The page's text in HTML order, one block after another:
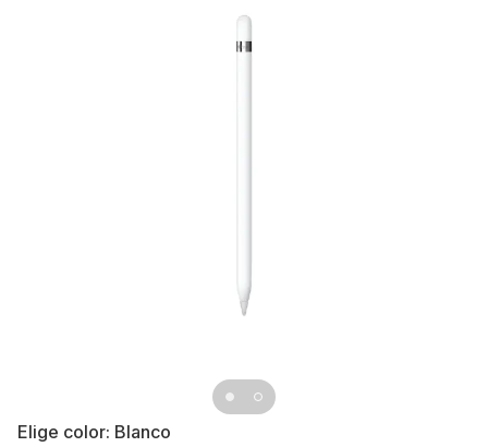
Elige color: Blanco